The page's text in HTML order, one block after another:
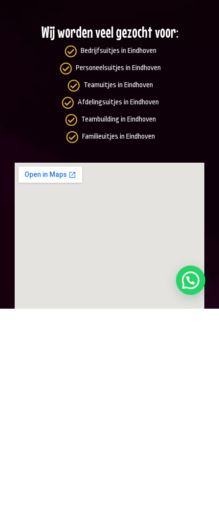
Wij worden veel gezocht voor:
Bedrijfsuitjes in Eindhoven
Personeelsuitjes in Eindhoven
Teamuitjes in Eindhoven
Afdelingsuitjes in Eindhoven
Teambuilding in Eindhoven
Familieuitjes in Eindhoven